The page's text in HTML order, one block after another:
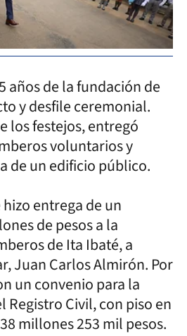
años de la fundación de
y desfile ceremonial.
los festejos, entregó
voluntarios y
de un edificio público.
entrega de un
de pesos a la
de Ita Ibaté, a
Juan Carlos Almirón. Por
un convenio para la
Civil, con piso en
millones 253 mil pesos.